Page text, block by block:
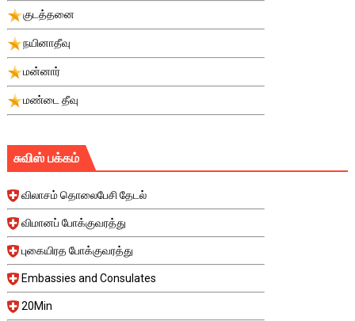
குடத்தனை
நயினாதீவு
மன்னார்
மண்டை தீவு
சுவிஸ் பக்கம்
விலாசம் தொலைபேசி தேடல்
விமானப் போக்குவரத்து
புகையிரத போக்குவரத்து
Embassies and Consulates
20Min